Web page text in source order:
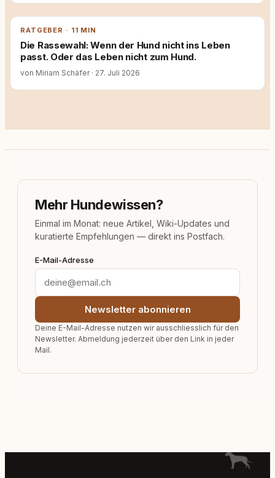
RATGEBER · 11 MIN
Die Rassewahl: Wenn der Hund nicht ins Leben
passt. Oder das Leben nicht zum Hund.
von Miriam Schäfer · 27. Juli 2026
Mehr Hundewissen?
Einmal im Monat: neue Artikel, Wiki-Updates und
kuratierte Empfehlungen — direkt ins Postfach.
E-Mail-Adresse
Newsletter abonnieren
Deine E-Mail-Adresse nutzen wir ausschliesslich für den
Newsletter. Abmeldung jederzeit über den Link in jeder
Mail.